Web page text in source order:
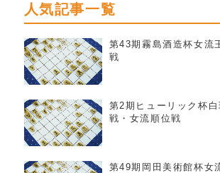
人気記事一覧
第43期霧島酒造杯女流
戦
第2期ヒューリック杯白
戦・女流順位戦
第49期岡田美術館杯女